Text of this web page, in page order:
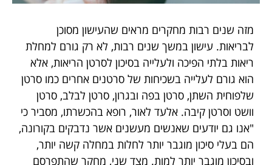
מזה שנים רבות מחקרים מראים שהעישון מסוכן
לבריאות. עישון במשך שנים רבות, לא רק גורם למחלת
ריאות בלתי הפיכה ולעלייה בסיכון לסרטן הריאות, אלא
הוא גורם לעלייה בשכיחות של סרטנים אחרים כמו סרטן
שלפוחית השתן, סרטן בפה ובגרון, סרטן לבלב, סרטן
וושט וסרטן קיבה. אלעד לאור, רופא בהכשרתו, מסביר כי
"אנו גם יודעים שאנשים מעשנים אשר נדבקים בקורונה,
הם בעלי סיכון מוגבר יותר לחלות במחלה קשה יותר,
ובסיכון מוגבר יותר למות. מצד שני, מחקר שהתפרסם